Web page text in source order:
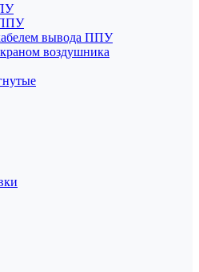
ППУ
вывода ППУ
воздушника